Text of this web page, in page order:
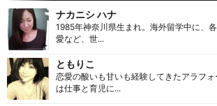
ナカニシ ハナ
1985年神奈川県生まれ。海外留学中に、
愛など、世...
ともりこ
恋愛の酸いも甘いも経験してきたアラフ
は仕事と育児に...